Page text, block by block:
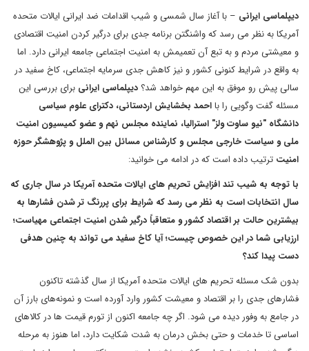
دیپلماسی ایرانی – با آغاز سال شمسی و شیب اقدامات ضد ایرانی ایالات متحده
آمریکا به نظر می رسد که واشنگتن برنامه جدی برای درگیر کردن امنیت اقتصادی
و معیشتی مردم و به تبع آن تعمیمش به امنیت اجتماعی جامعه ایرانی دارد. اما
به واقع در شرایط کنونی کشور و نیز کاهش جدی سرمایه اجتماعی، کاخ سفید در
سالی پیش رو موفق به این مهم خواهد شد؟ دیپلماسی ایرانی برای بررسی این
مسئله گفت وگویی را بااحمد بخشایش اردستانی، دکترای علوم سیاسی
دانشگاه "نیو ساوت ولز" استرالیا، نماینده مجلس نهم و عضو کمیسیون امنیت
ملی و سیاست خارجی مجلس و کارشناس مسائل بین الملل و پژوهشگر حوزه
امنیت ترتیب داده است که در ادامه می خوانید:
با توجه به شیب تند افزایش تحریم های ایالات متحده آمریکا در سال جاری که
سال انتخابات است به نظر می رسد که شرایط برای پررنگ تر شدن فشارها به
بیشترین حالت بر اقتصاد کشور و متعاقباً درگیر شدن امنیت اجتماعی مهیاست؛
ارزیابی شما در این خصوص چیست؛ آیا کاخ سفید می تواند به چنین هدفی
دست پیدا کند؟
بدون شک مسئله تحریم های ایالات متحده آمریکا از سال گذشته تاکنون
فشارهای جدی را بر اقتصاد و معیشت کشور وارد آورده است و نمونه‌های بارز آن
در جامع به وفور دیده می شود. اگر چه جامعه اکنون از تورم قیمت ها در کالاهای
اساسی تا خدمات و حتی بخش درمان به شدت شکایت دارد، اما هنوز به مرحله